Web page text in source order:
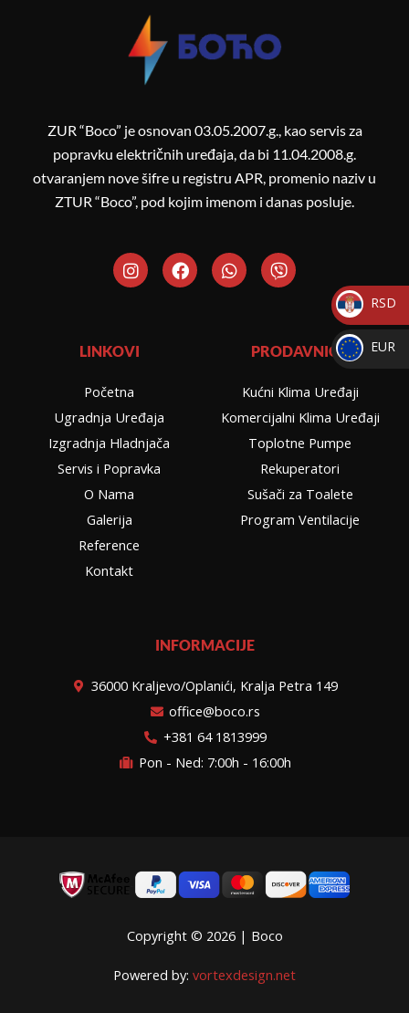
ZUR “Boco” je osnovan 03.05.2007.g., kao servis za
popravku električnih uređaja, da bi 11.04.2008.g.
otvaranjem nove šifre u registru APR, promenio naziv u
ZTUR “Boco”, pod kojim imenom i danas posluje.
I
n
s
g
r
m
F
a
c
W
h
a
V
i
b
LINKOVI
Početna
Ugradnja Uređaja
Izgradnja Hladnjača
Servis i Popravka
O Nama
Galerija
Reference
Kontakt
PRODAVNICA
Kućni Klima Uređaji
Komercijalni Klima Uređaji
Toplotne Pumpe
Rekuperatori
Sušači za Toalete
Program Ventilacije
INFORMACIJE
36000 Kraljevo/Oplanići, Kralja Petra 149
office@boco.rs
+381 64 1813999
Pon - Ned: 7:00h - 16:00h
Copyright © 2026 | Boco
Powered by: vortexdesign.net
_
RSD
RSD
EUR
EUR